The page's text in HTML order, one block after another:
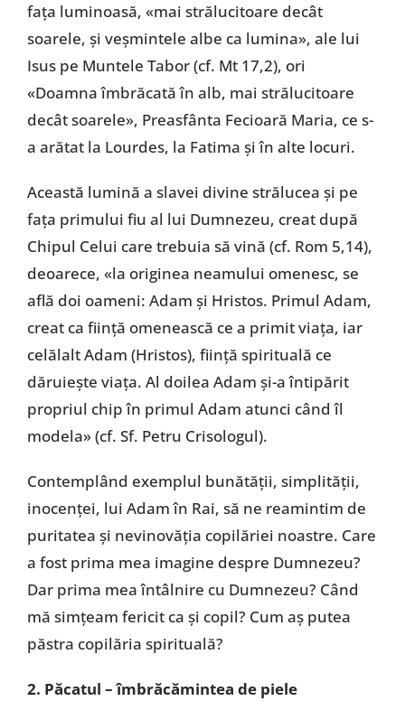
fața luminoasă, «mai strălucitoare decât
soarele, și veșmintele albe ca lumina», ale lui
Isus pe Muntele Tabor (cf. Mt 17,2), ori
«Doamna îmbrăcată în alb, mai strălucitoare
decât soarele», Preasfânta Fecioară Maria, ce s-
a arătat la Lourdes, la Fatima și în alte locuri.
Această lumină a slavei divine strălucea și pe
fața primului fiu al lui Dumnezeu, creat după
Chipul Celui care trebuia să vină (cf. Rom 5,14),
deoarece, «la originea neamului omenesc, se
află doi oameni: Adam și Hristos. Primul Adam,
creat ca ființă omenească ce a primit viața, iar
celălalt Adam (Hristos), ființă spirituală ce
dăruiește viața. Al doilea Adam și-a întipărit
propriul chip în primul Adam atunci când îl
modela» (cf. Sf. Petru Crisologul).
Contemplând exemplul bunătății, simplității,
inocenței, lui Adam în Rai, să ne reamintim de
puritatea și nevinovăția copilăriei noastre. Care
a fost prima mea imagine despre Dumnezeu?
Dar prima mea întâlnire cu Dumnezeu? Când
mă simțeam fericit ca și copil? Cum aș putea
păstra copilăria spirituală?
2. Păcatul – îmbrăcămintea de piele